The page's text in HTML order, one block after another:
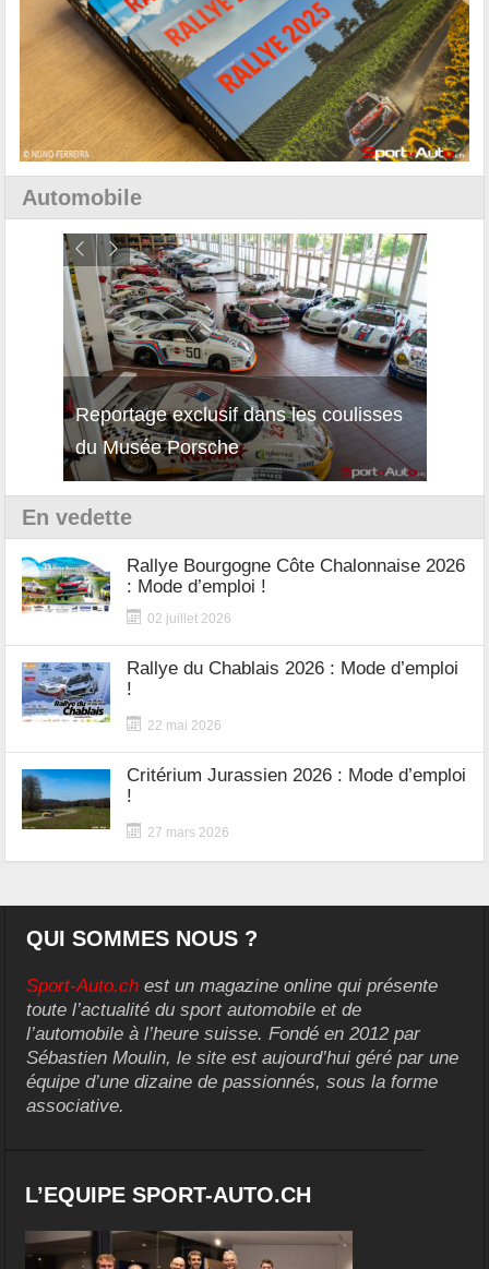
Automobile
Reportage exclusif dans les coulisses
du Musée Porsche
En vedette
Rallye Bourgogne Côte Chalonnaise 2026
: Mode d’emploi !
02 juillet 2026
Rallye du Chablais 2026 : Mode d’emploi
!
22 mai 2026
Critérium Jurassien 2026 : Mode d’emploi
!
27 mars 2026
QUI SOMMES NOUS ?
Sport-Auto.ch est un magazine online qui présente
toute l’actualité du sport automobile et de
l’automobile à l’heure suisse. Fondé en 2012 par
Sébastien Moulin, le site est aujourd’hui géré par une
équipe d’une dizaine de passionnés, sous la forme
associative.
L’EQUIPE SPORT-AUTO.CH